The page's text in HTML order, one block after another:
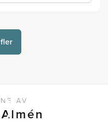
AV